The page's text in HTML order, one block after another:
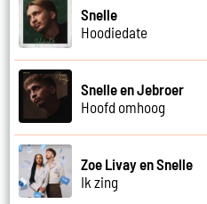
Snelle
Hoodiedate
Snelle en Jebroer
Hoofd omhoog
Zoe Livay en Snelle
Ik zing